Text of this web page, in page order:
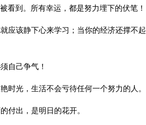
看到。所有幸运，都是努力埋下的伏笔！
该静下心来学习；当你的经济还撑不
自己争气！
光，生活不会亏待任何一个努力的人。
出，是明日的花开。